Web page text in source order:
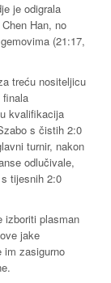
je odigrala
Han, no
(21:17,
treću nositeljicu
kvalifikacija
s čistih 2:0
turnir, nakon
odlučivale,
tijesnih 2:0
izboriti plasman
jake
im zasigurno